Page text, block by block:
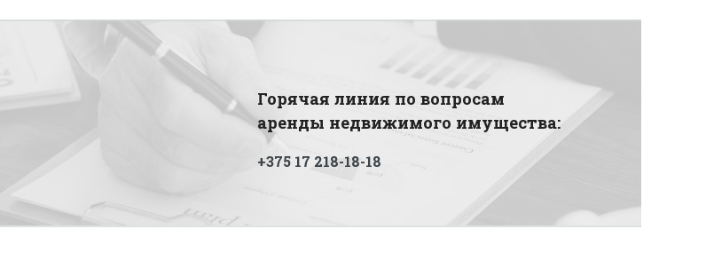
Горячая линия по вопросам
аренды недвижимого имущества:
+375 17 218-18-18